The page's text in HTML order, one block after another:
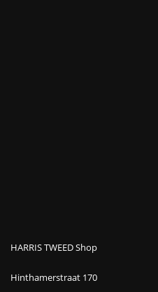
HARRIS TWEED Shop
Hinthamerstraat 170